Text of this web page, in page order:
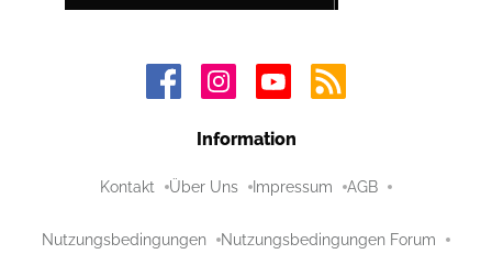
Information
Kontakt Über Uns Impressum AGB
Nutzungsbedingungen Nutzungsbedingungen Forum